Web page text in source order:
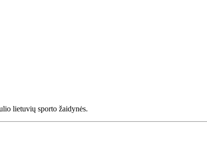
lietuvių sporto žaidynės.